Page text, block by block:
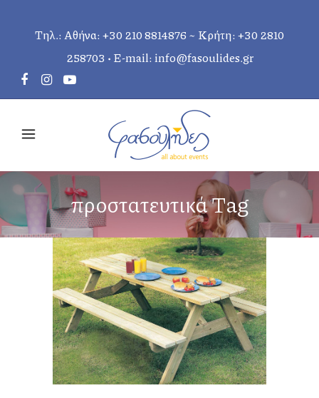
Τηλ.: Αθήνα:+30 210 8814876 ~ Κρήτη:+30 2810
258703 • E-mail:info@fasoulides.gr
προστατευτικά Tag